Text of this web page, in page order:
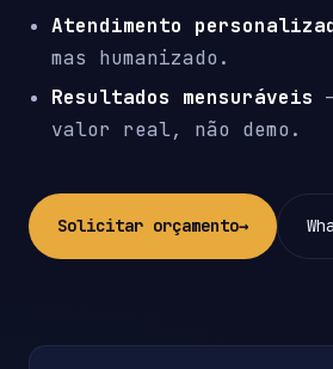
Atendimento
mas humanizado.
Resultados mensuráveis
valor real, não demo.
Solicitar orçamento→